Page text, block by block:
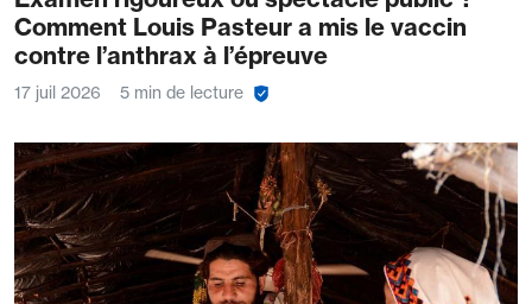
Comment Louis Pasteur a mis le vaccin
contre l’anthrax à l’épreuve
17 juil 2026 5 min de lecture